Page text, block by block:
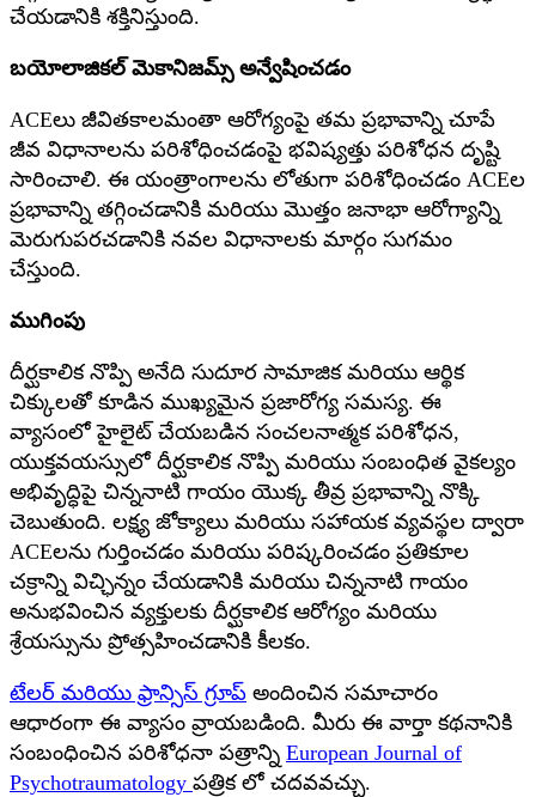
చేయడానికి శక్తినిస్తుంది.
బయోలాజికల్ మెకానిజమ్స్ అన్వేషించడం
ACEలు జీవితకాలమంతా ఆరోగ్యంపై తమ ప్రభావాన్ని చూపే
జీవ విధానాలను పరిశోధించడంపై భవిష్యత్తు పరిశోధన దృష్టి
సారించాలి. ఈ యంత్రాంగాలను లోతుగా పరిశోధించడం ACEల
ప్రభావాన్ని తగ్గించడానికి మరియు మొత్తం జనాభా ఆరోగ్యాన్ని
మెరుగుపరచడానికి నవల విధానాలకు మార్గం సుగమం
చేస్తుంది.
ముగింపు
దీర్ఘకాలిక నొప్పి అనేది సుదూర సామాజిక మరియు ఆర్థిక
చిక్కులతో కూడిన ముఖ్యమైన ప్రజారోగ్య సమస్య. ఈ
వ్యాసంలో హైలైట్ చేయబడిన సంచలనాత్మక పరిశోధన,
యుక్తవయస్సులో దీర్ఘకాలిక నొప్పి మరియు సంబంధిత వైకల్యం
అభివృద్ధిపై చిన్ననాటి గాయం యొక్క తీవ్ర ప్రభావాన్ని నొక్కి
చెబుతుంది. లక్ష్య జోక్యాలు మరియు సహాయక వ్యవస్థల ద్వారా
ACEలను గుర్తించడం మరియు పరిష్కరించడం ప్రతికూల
చక్రాన్ని విచ్ఛిన్నం చేయడానికి మరియు చిన్ననాటి గాయం
అనుభవించిన వ్యక్తులకు దీర్ఘకాలిక ఆరోగ్యం మరియు
శ్రేయస్సును ప్రోత్సహించడానికి కీలకం.
టేలర్ మరియు ఫ్రాన్సిస్ గ్రూప్ అందించిన సమాచారం
ఆధారంగా ఈ వ్యాసం వ్రాయబడింది. మీరు ఈ వార్తా కథనానికి
సంబంధించిన పరిశోధనా పత్రాన్ని European Journal of
Psychotraumatology పత్రిక లో చదవవచ్చు.